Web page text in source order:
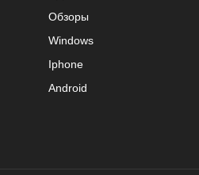
Обзоры
Windows
Iphone
Android